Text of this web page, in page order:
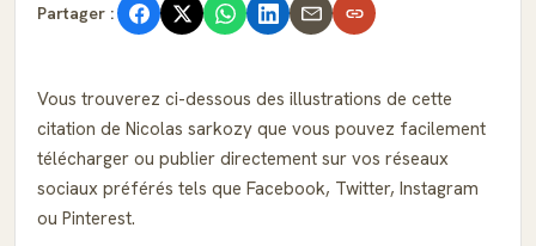
Partager :
Vous trouverez ci-dessous des illustrations de cette
citation de Nicolas sarkozy que vous pouvez facilement
télécharger ou publier directement sur vos réseaux
sociaux préférés tels que Facebook, Twitter, Instagram
ou Pinterest.